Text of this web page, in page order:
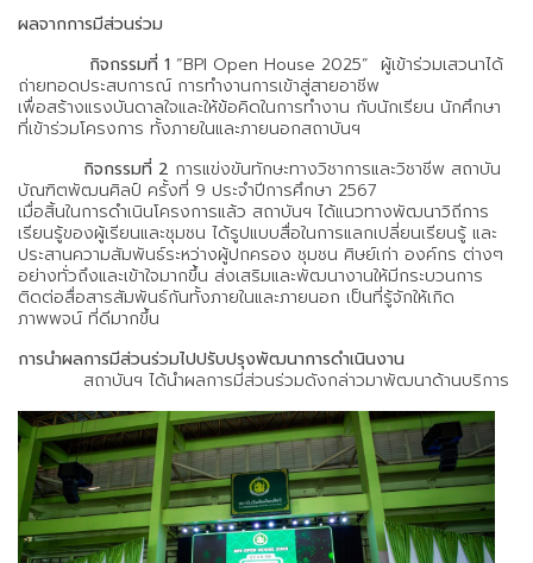
ผลจากการมีส่วนร่วม
กิจกรรมที่ 1 “BPI Open House 2025” ผู้เข้าร่วมเสวนาได้
ถ่ายทอดประสบการณ์ การทำงานการเข้าสู่สายอาชีพ
เพื่อสร้างแรงบันดาลใจและให้ข้อคิดในการทำงาน กับนักเรียน นักศึกษา
ที่เข้าร่วมโครงการ ทั้งภายในและภายนอกสถาบันฯ
กิจกรรมที่ 2 การแข่งขันทักษะทางวิชาการและวิชาชีพ สถาบัน
บัณฑิตพัฒนศิลป์ ครั้งที่ 9 ประจำปีการศึกษา 2567
เมื่อสิ้นในการดำเนินโครงการแล้ว สถาบันฯ ได้แนวทางพัฒนาวิถีการ
เรียนรู้ของผู้เรียนและชุมชน ได้รูปแบบสื่อในการแลกเปลี่ยนเรียนรู้ และ
ประสานความสัมพันธ์ระหว่างผู้ปกครอง ชุมชน ศิษย์เก่า องค์กร ต่างๆ
อย่างทั่วถึงและเข้าใจมากขึ้น ส่งเสริมและพัฒนางานให้มีกระบวนการ
ติดต่อสื่อสารสัมพันธ์กันทั้งภายในและภายนอก เป็นที่รู้จักให้เกิด
ภาพพจน์ ที่ดีมากขึ้น
การนำผลการมีส่วนร่วมไปปรับปรุงพัฒนาการดำเนินงาน
สถาบันฯ ได้นำผลการมีส่วนร่วมดังกล่าวมาพัฒนาด้านบริการ